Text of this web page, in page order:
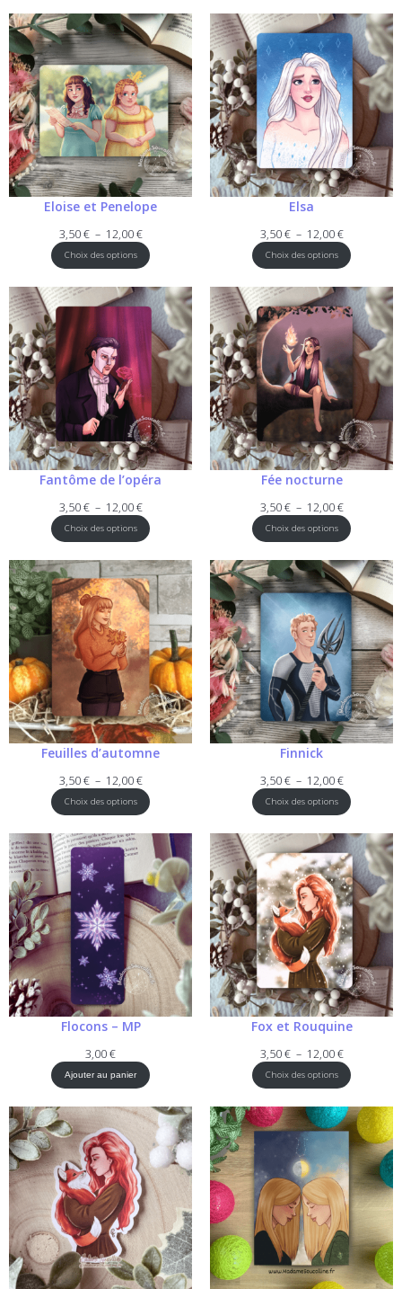
Eloise et Penelope
3,50€ – 12,00€Plage
de
prix :
à
12,00 €
Choix des options
Elsa
3,50€ – 12,00€Plage
de
prix :
à
12,00 €
Choix des options
Fantôme de l’opéra
3,50€ – 12,00€Plage
de
prix :
à
12,00 €
Choix des options
Fée nocturne
3,50€ – 12,00€Plage
de
prix :
à
12,00 €
Choix des options
Feuilles d’automne
3,50€ – 12,00€Plage
de
prix :
12,00 €
Choix des options
Finnick
3,50€ – 12,00€Plage
de
prix :
à
12,00 €
Choix des options
Flocons – MP
3,00€
Ajouter au panier
Fox et Rouquine
3,50€ – 12,00€Plage
de
prix :
à
12,00 €
Choix des options